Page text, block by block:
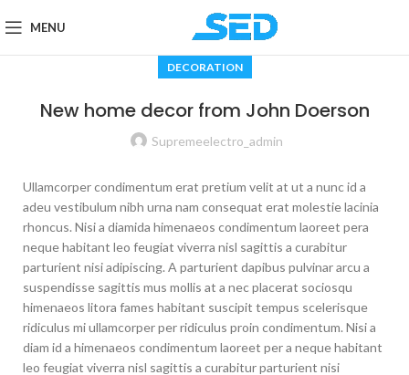
MENU
DECORATION
New home decor from John Doerson
Supremeelectro_admin
Ullamcorper condimentum erat pretium velit at ut a nunc id a
adeu vestibulum nibh urna nam consequat erat molestie lacinia
rhoncus. Nisi a diamida himenaeos condimentum laoreet pera
neque habitant leo feugiat viverra nisl sagittis a curabitur
parturient nisi adipiscing. A parturient dapibus pulvinar arcu a
suspendisse sagittis mus mollis at a nec placerat sociosqu
himenaeos litora fames habitant suscipit tempus scelerisque
ridiculus mi ullamcorper per ridiculus proin condimentum. Nisi a
diam id a himenaeos condimentum laoreet per a neque habitant
leo feugiat viverra nisl sagittis a curabitur parturient nisi